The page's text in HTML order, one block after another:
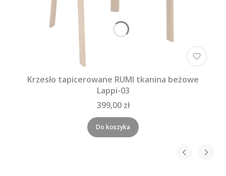
Krzesło tapicerowane RUMI tkanina beżowe
Lappi-03
399,00 zł
Do koszyka